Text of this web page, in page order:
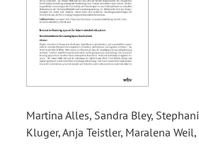
Martina Alles, Sandra Bley,
Kluger, Anja Teistler, Maralena